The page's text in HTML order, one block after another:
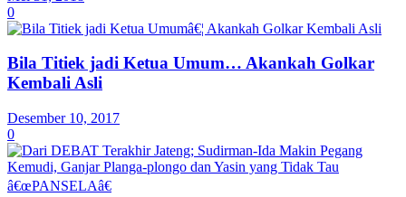
0
Bila Titiek jadi Ketua Umum… Akankah Golkar
Kembali Asli
Desember 10, 2017
0